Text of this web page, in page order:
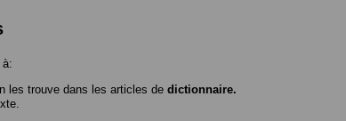
les trouve dans les articles de dictionnaire.